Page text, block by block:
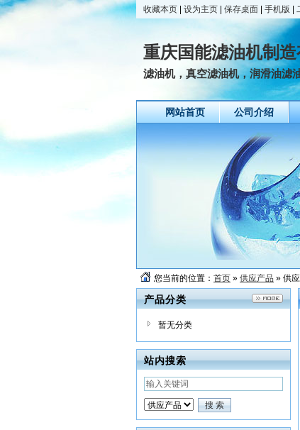
收藏本页 设为主页 保存桌面 手机版
重庆国能滤油机制造
滤油机，真空滤油机，润滑油滤
网站首页 公司介绍
您当前的位置： 首页 » 供应产品 » 供
产品分类
暂无分类
站内搜索